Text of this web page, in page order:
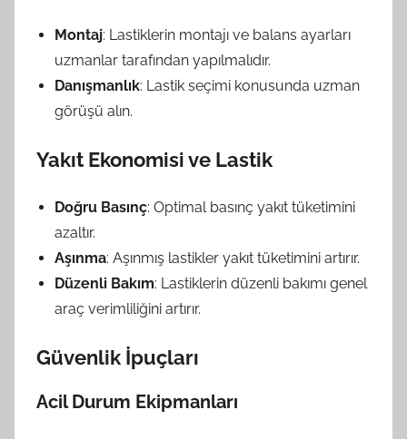
Montaj: Lastiklerin montajı ve balans ayarları
uzmanlar tarafından yapılmalıdır.
Danışmanlık: Lastik seçimi konusunda uzman
görüşü alın.
Yakıt Ekonomisi ve Lastik
Doğru Basınç: Optimal basınç yakıt tüketimini
azaltır.
Aşınma: Aşınmış lastikler yakıt tüketimini artırır.
Düzenli Bakım: Lastiklerin düzenli bakımı genel
araç verimliliğini artırır.
Güvenlik İpuçları
Acil Durum Ekipmanları